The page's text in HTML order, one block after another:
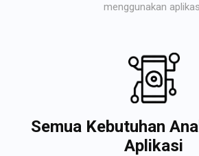
menggunakan
Semua Kebutuhan
Aplikasi